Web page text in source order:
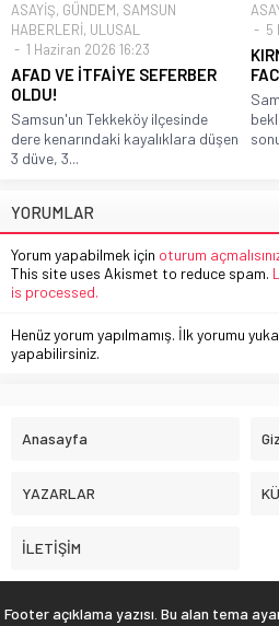
ASAYİŞ, GÜNDEM, SAMSUN
HABERLERİ, ULUSAL
1 Haziran 2026 16:23
AFAD VE İTFAİYE SEFERBER
OLDU!
Samsun'un Tekkeköy ilçesinde
dere kenarındaki kayalıklara düşen
3 düve, 3...
5
YORUMLAR
Yorum yapabilmek için oturum
This site uses Akismet to reduce spam.
is processed.
Henüz yorum yapılmamış. İlk yorumu
yapabilirsiniz.
Anasayfa
YAZARLAR
İLETİŞİM
Footer açıklama yazısı. Bu alan tema